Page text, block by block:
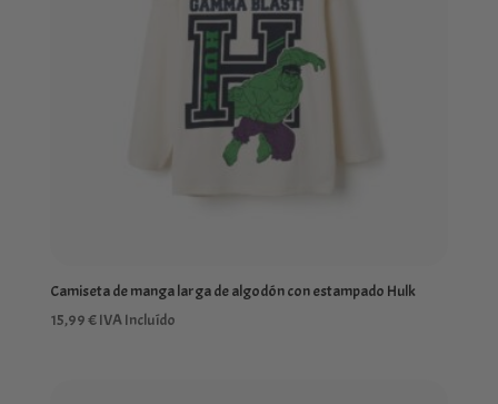
Camiseta de manga larga de algodón con estampado Hulk
15,99€IVA Incluído